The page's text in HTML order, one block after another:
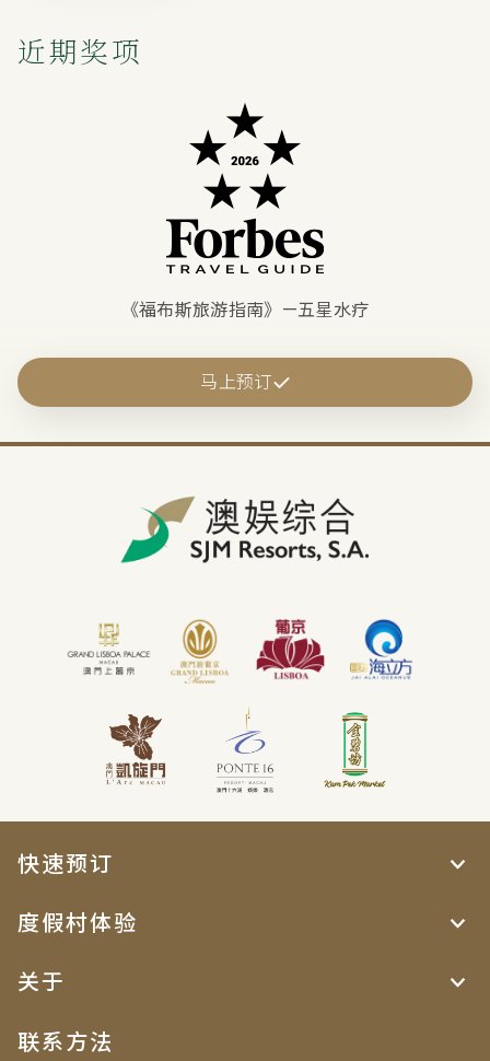
马上预订
近期奖项
《福布斯旅游指南》—五星水疗
快速预订
度假村体验
关于
联系方法